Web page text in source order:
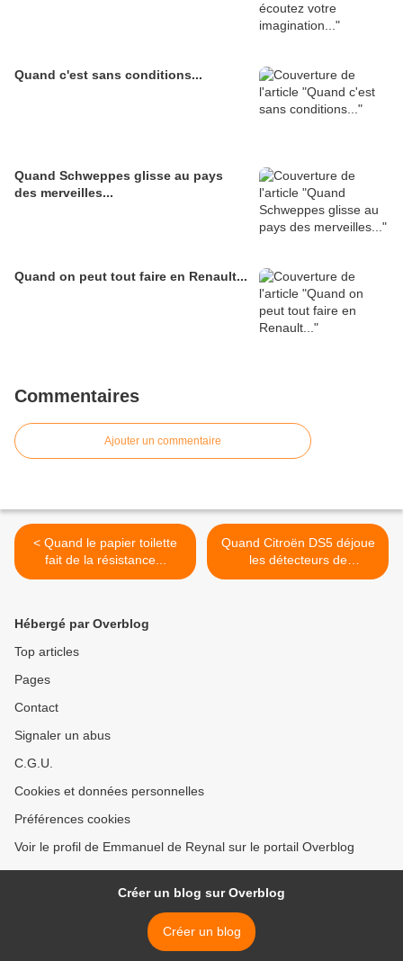
Quand c'est sans conditions...
Quand Schweppes glisse au pays
des merveilles...
Quand on peut tout faire en Renault...
Commentaires
Ajouter un commentaire
< Quand le papier toilette
fait de la résistance...
Quand Citroën DS5 déjoue
les détecteurs de
mensonge... >
Hébergé par Overblog
Top articles
Pages
Contact
Signaler un abus
C.G.U.
Cookies et données personnelles
Préférences cookies
Voir le profil de Emmanuel de Reynal sur le portail Overblog
Créer un blog sur Overblog
Créer un blog